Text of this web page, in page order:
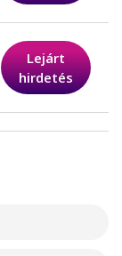
Lejárt
hirdetés